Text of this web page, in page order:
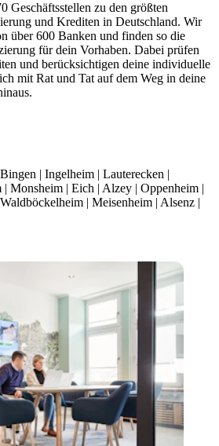
Geschäftsstellen zu den größten
und Krediten in Deutschland. Wir
über 600 Banken und finden so die
für dein Vorhaben. Dabei prüfen
und berücksichtigen deine individuelle
mit Rat und Tat auf dem Weg in deine
| Ingelheim | Lauterecken |
Monsheim | Eich | Alzey | Oppenheim |
| Meisenheim | Alsenz |